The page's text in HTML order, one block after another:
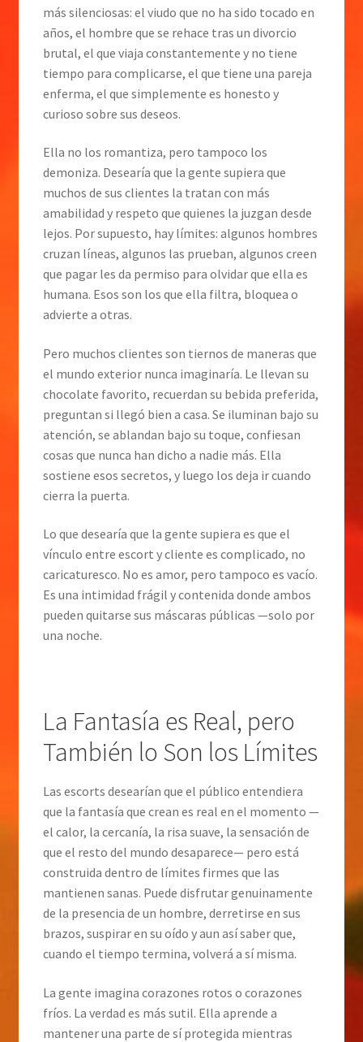
más silenciosas: el viudo que no ha sido tocado en
años, el hombre que se rehace tras un divorcio
brutal, el que viaja constantemente y no tiene
tiempo para complicarse, el que tiene una pareja
enferma, el que simplemente es honesto y
curioso sobre sus deseos.
Ella no los romantiza, pero tampoco los
demoniza. Desearía que la gente supiera que
muchos de sus clientes la tratan con más
amabilidad y respeto que quienes la juzgan desde
lejos. Por supuesto, hay límites: algunos hombres
cruzan líneas, algunos las prueban, algunos creen
que pagar les da permiso para olvidar que ella es
humana. Esos son los que ella filtra, bloquea o
advierte a otras.
Pero muchos clientes son tiernos de maneras que
el mundo exterior nunca imaginaría. Le llevan su
chocolate favorito, recuerdan su bebida preferida,
preguntan si llegó bien a casa. Se iluminan bajo su
atención, se ablandan bajo su toque, confiesan
cosas que nunca han dicho a nadie más. Ella
sostiene esos secretos, y luego los deja ir cuando
cierra la puerta.
Lo que desearía que la gente supiera es que el
vínculo entre escort y cliente es complicado, no
caricaturesco. No es amor, pero tampoco es vacío.
Es una intimidad frágil y contenida donde ambos
pueden quitarse sus máscaras públicas —solo por
una noche.
La Fantasía es Real, pero
También lo Son los Límites
Las escorts desearían que el público entendiera
que la fantasía que crean es real en el momento —
el calor, la cercanía, la risa suave, la sensación de
que el resto del mundo desaparece— pero está
construida dentro de límites firmes que las
mantienen sanas. Puede disfrutar genuinamente
de la presencia de un hombre, derretirse en sus
brazos, suspirar en su oído y aun así saber que,
cuando el tiempo termina, volverá a sí misma.
La gente imagina corazones rotos o corazones
fríos. La verdad es más sutil. Ella aprende a
mantener una parte de sí protegida mientras